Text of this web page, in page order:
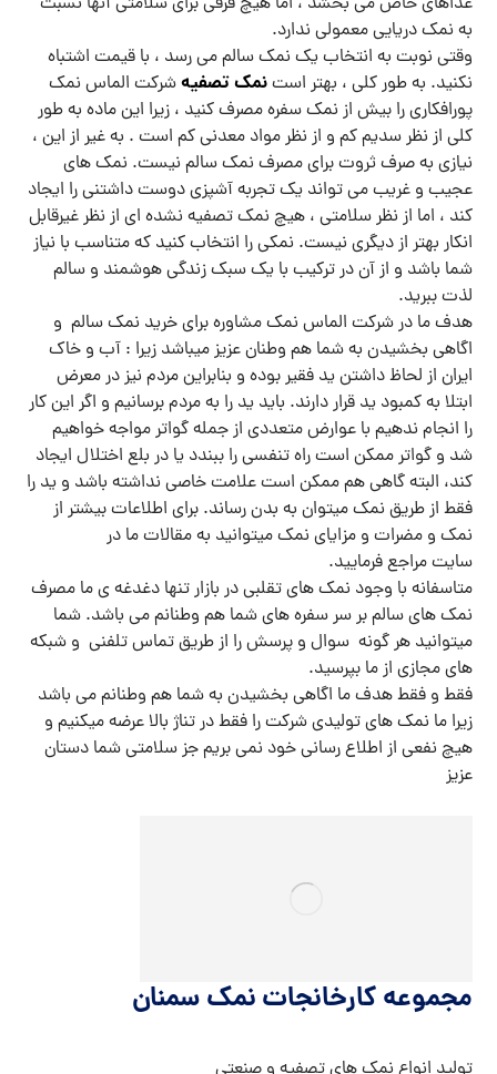
به نمک دریایی معمولی ندارد.
وقتی نوبت به انتخاب یک نمک سالم می رسد ، با قیمت اشتباه
نکنید. به طور کلی ، بهتر استنمک تصفیهشرکت الماس نمک
پورافکاری را بیش از نمک سفره مصرف کنید ، زیرا این ماده به طور
کلی از نظر سدیم کم و از نظر مواد معدنی کم است . به غیر از این ،
نیازی به صرف ثروت برای مصرف نمک سالم نیست. نمک های
عجیب و غریب می تواند یک تجربه آشپزی دوست داشتنی را ایجاد
کند ، اما از نظر سلامتی ، هیچ نمک تصفیه نشده ای از نظر غیرقابل
انکار بهتر از دیگری نیست. نمکی را انتخاب کنید که متناسب با نیاز
شما باشد و از آن در ترکیب با یک سبک زندگی هوشمند و سالم
لذت ببرید.
هدف ما در شرکت الماس نمک مشاوره برای خرید نمک سالم و
اگاهی بخشیدن به شما هم وطنان عزیز میباشد زیرا : آب و خاک
ایران از لحاظ داشتن ید فقیر بوده و بنابراین مردم نیز در معرض
ابتلا به کمبود ید قرار دارند. باید ید را به مردم برسانیم و اگر این کار
را انجام ندهیم با عوارض متعددی از جمله گواتر مواجه خواهیم
شد و گواتر ممکن است راه تنفسی را ببندد یا در بلع اختلال ایجاد
کند، البته گاهی هم ممکن است علامت خاصی نداشته باشد و ید را
فقط از طریق نمک میتوان به بدن رساند. برای اطلاعات بیشتر از
نمک و مضرات و مزایای نمک میتوانید به مقالات ما در
سایت مراجع فرمایید.
متاسفانه با وجود نمک های تقلبی در بازار تنها دغدغه ی ما مصرف
نمک های سالم بر سر سفره های شما هم وطنانم می باشد. شما
میتوانید هر گونه سوال و پرسش را از طریق تماس تلفنی و شبکه
های مجازی از ما بپرسید.
فقط و فقط هدف ما اگاهی بخشیدن به شما هم وطنانم می باشد
زیرا ما نمک های تولیدی شرکت را فقط در تناژ بالا عرضه میکنیم و
هیچ نفعی از اطلاع رسانی خود نمی بریم جز سلامتی شما دستان
عزیز
مجموعه کارخانجات نمک سمنان